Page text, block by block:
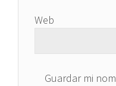
Web
Guardar mi